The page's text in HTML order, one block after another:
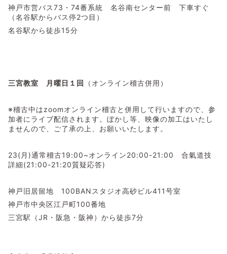
神戸市営バス73・74番系統 名谷南センター前 下車すぐ
（名谷駅からバス停2つ目）
名谷駅から徒歩15分
三宮教室 月曜日１回 （オンライン稽古併用）
※稽古中はzoomオンライン稽古と併用して行いますので、参
加者にライブ配信されます。ぼかし等、映像の加工はいたし
ませんので、ご了承の上、お願いいたします。
23(月)通常稽古19:00~オンライン20:00-21:00 合氣道技
詳細(21:00-21:20質疑応答)
神戸旧居留地 100BANスタジオ高砂ビル411号室
神戸市中央区江戸町100番地
三宮駅（JR・阪急・阪神）から徒歩7分